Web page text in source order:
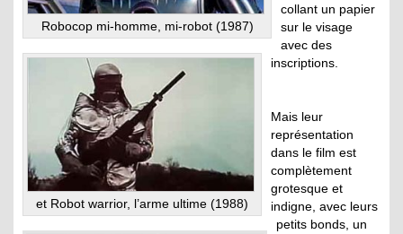
Robocop mi-homme, mi-robot (1987)
et Robot warrior, l’arme ultime (1988)
collant un papier
sur le visage
avec des
inscriptions.
Mais leur
représentation
dans le film est
complètement
grotesque et
indigne, avec leurs
petits bonds, un